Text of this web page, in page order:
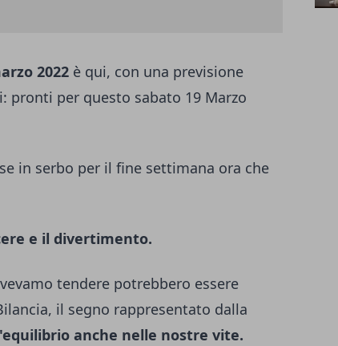
2022 è qui, con una previsione
pronti per questo sabato 19 Marzo
in serbo per il fine settimana ora che
e il divertimento.
tendere potrebbero essere
il segno rappresentato dalla
anche nelle nostre vite.